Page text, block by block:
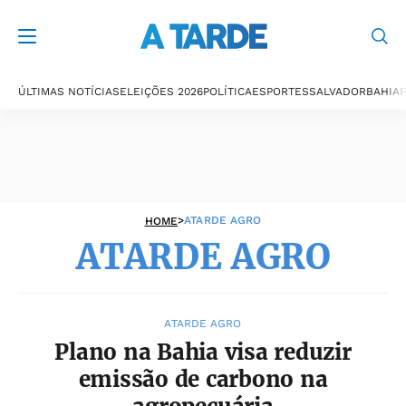
ÚLTIMAS NOTÍCIASELEIÇÕES 2026POLÍTICAESPORTESSALVADORBAHIA
HOME>ATARDE AGRO
ATARDE AGRO
ATARDE AGRO
Plano na Bahia visa reduzir
emissão de carbono na